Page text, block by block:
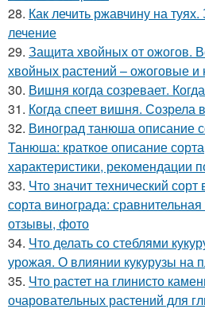
28. Как лечить ржавчину на
лечение
29. Защита хвойных от ожогов.
хвойных растений – ожоговые и
30. Вишня когда созревает.
31. Когда спеет вишня. Созрела
32. Виноград танюша описание
Танюша: краткое описание
характеристики, рекомендации
33. Что значит технический
сорта винограда:
отзывы, фото
34. Что делать со стеблями
урожая. О влиянии кукурузы на
35. Что растет на глинисто
очаровательных растений для